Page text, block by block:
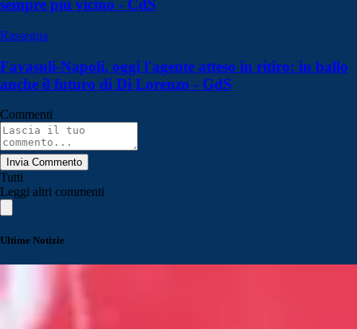
sempre più vicino - CdS
Rassegna
Favasuli-Napoli, oggi l'agente atteso in ritiro: in ballo
anche il futuro di Di Lorenzo - GdS
Commenti
Invia Commento
Tutti
Leggi altri commenti
Ultime Notizie